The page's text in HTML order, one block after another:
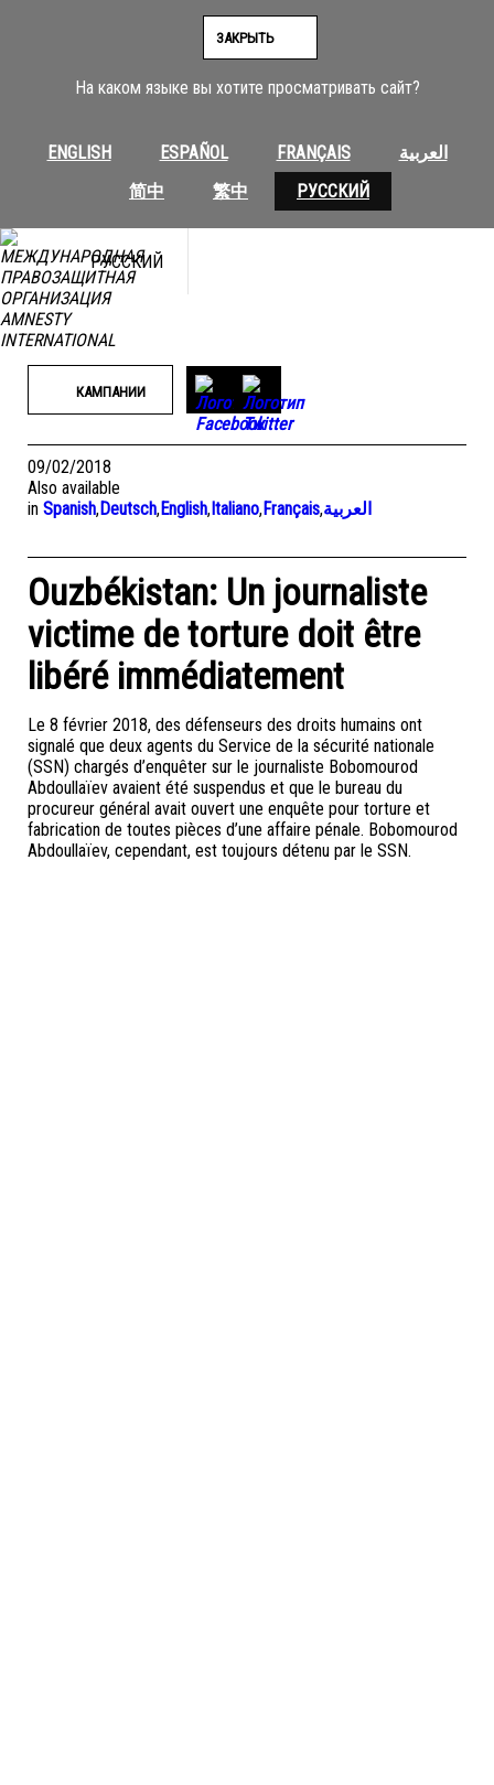
На каком языке вы хотите просматривать сайт?
ENGLISH ESPAÑOL FRANÇAIS
العربية
简中
繁中 РУССКИЙ
ЗАКРЫТЬ
РУССКИЙ
КАМПАНИИ
09/02/2018
Also available
in Spanish,Deutsch,English,Italiano,Français,العربية
Ouzbékistan: Un journaliste
victime de torture doit être
libéré immédiatement
Le 8 février 2018, des défenseurs des droits humains ont
signalé que deux agents du Service de la sécurité nationale
(SSN) chargés d’enquêter sur le journaliste Bobomourod
Abdoullaïev avaient été suspendus et que le bureau du
procureur général avait ouvert une enquête pour torture et
fabrication de toutes pièces d’une affaire pénale. Bobomourod
Abdoullaïev, cependant, est toujours détenu par le SSN.